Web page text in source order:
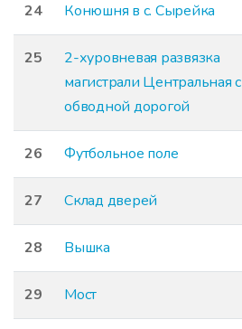
24 Конюшня в с. Сырейка
25
2-хуровневая развязка
магистрали Центральная с
обводной дорогой
26 Футбольное поле
27 Склад дверей
28 Вышка
29 Мост